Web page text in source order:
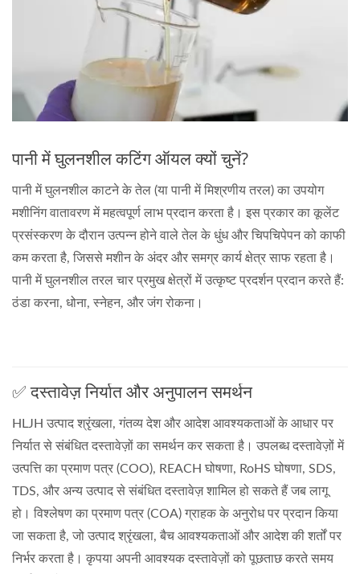
पानी में घुलनशील कटिंग ऑयल क्यों चुनें?
पानी में घुलनशील काटने के तेल (या पानी में मिश्रणीय तरल) का उपयोग
मशीनिंग वातावरण में महत्वपूर्ण लाभ प्रदान करता है। इस प्रकार का कूलेंट
प्रसंस्करण के दौरान उत्पन्न होने वाले तेल के धुंध और चिपचिपेपन को काफी
कम करता है, जिससे मशीन के अंदर और समग्र कार्य क्षेत्र साफ रहता है।
पानी में घुलनशील तरल चार प्रमुख क्षेत्रों में उत्कृष्ट प्रदर्शन प्रदान करते हैं:
ठंडा करना, धोना, स्नेहन, और जंग रोकना।
✅ दस्तावेज़ निर्यात और अनुपालन समर्थन
HLJH उत्पाद श्रृंखला, गंतव्य देश और आदेश आवश्यकताओं के आधार पर
निर्यात से संबंधित दस्तावेज़ों का समर्थन कर सकता है। उपलब्ध दस्तावेज़ों में
उत्पत्ति का प्रमाण पत्र (COO), REACH घोषणा, RoHS घोषणा, SDS,
TDS, और अन्य उत्पाद से संबंधित दस्तावेज़ शामिल हो सकते हैं जब लागू
हो। विश्लेषण का प्रमाण पत्र (COA) ग्राहक के अनुरोध पर प्रदान किया
जा सकता है, जो उत्पाद श्रृंखला, बैच आवश्यकताओं और आदेश की शर्तों पर
निर्भर करता है। कृपया अपनी आवश्यक दस्तावेज़ों को पूछताछ करते समय